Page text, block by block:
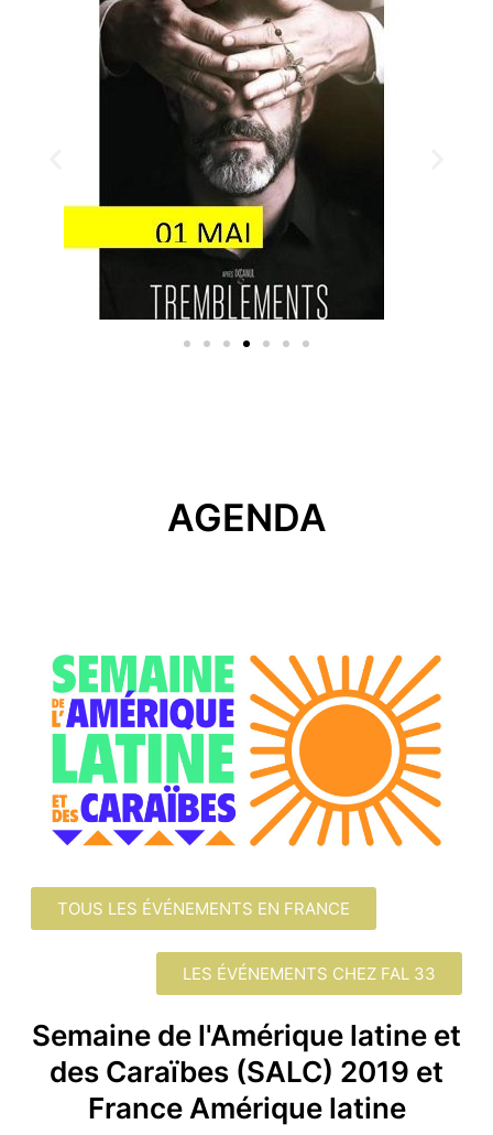
AGENDA
TOUS LES ÉVÉNEMENTS EN FRANCE
LES ÉVÉNEMENTS CHEZ FAL 33
Semaine de l'Amérique latine et
des Caraïbes (SALC) 2019 et
France Amérique latine